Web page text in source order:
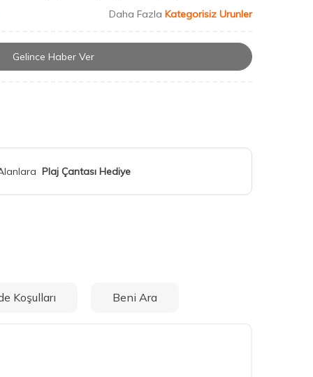
Daha Fazla Kategorisiz Urunler
Gelince Haber Ver
Plaj Çantası Hediye
Koşulları Beni Ara